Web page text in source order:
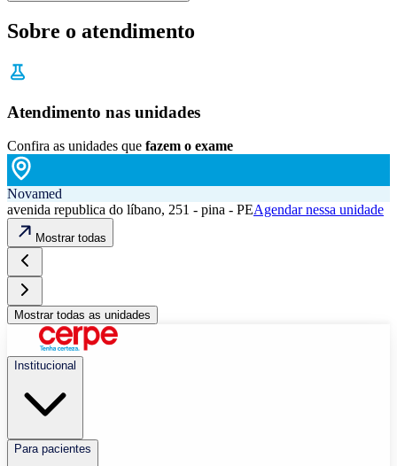
Sobre o atendimento
Atendimento nas unidades
Confira as unidades que fazem o exame
Novamed
avenida republica do líbano, 251 - pina - PEAgendar nessa unidade
Mostrar todas
Mostrar todas as unidades
Institucional
Para pacientes